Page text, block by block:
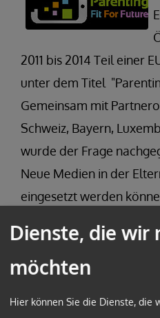
2011 bis 2014 Teil einer
unter dem Titel
Gemeinsam mit
Schweiz, Bayern,
wurde der Frage
Neue Medien in der
eingesetzt werden
Vätern und von Familien
Migrationshintergrund
Future" nahm sich
Dienste, die wir
möchten
Hier können Sie die Dienste, die